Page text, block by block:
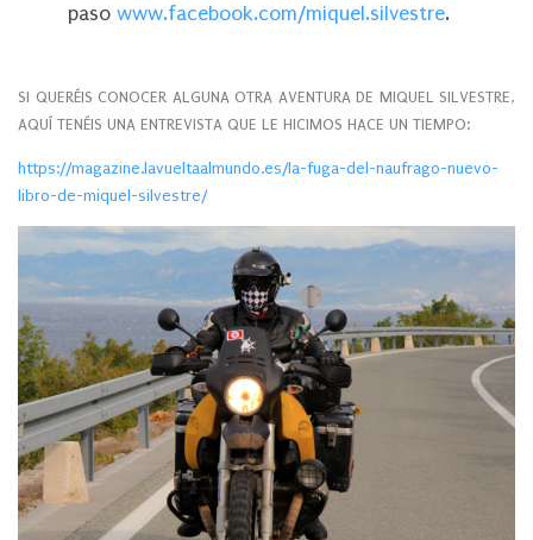
paso www.facebook.com/miquel.silvestre.
SI QUERÉIS CONOCER ALGUNA OTRA AVENTURA DE MIQUEL SILVESTRE,
AQUÍ TENÉIS UNA ENTREVISTA QUE LE HICIMOS HACE UN TIEMPO:
https://magazine.lavueltaalmundo.es/la-fuga-del-naufrago-nuevo-
libro-de-miquel-silvestre/